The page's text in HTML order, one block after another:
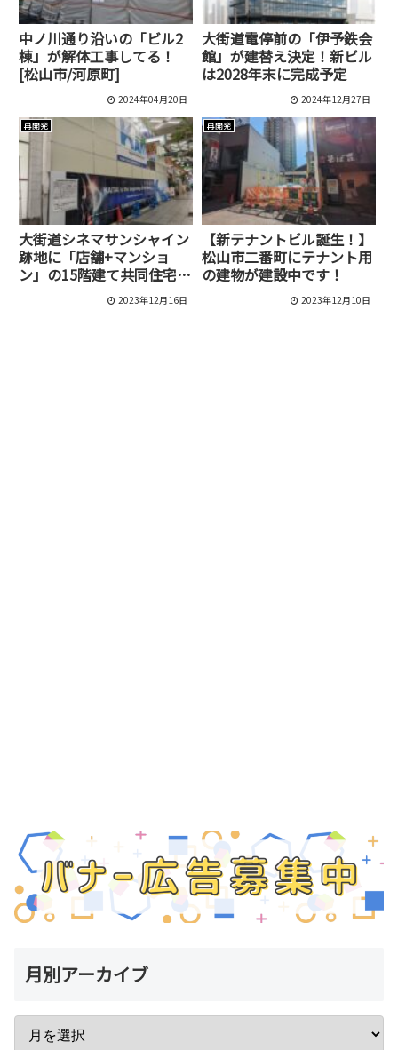
中ノ川通り沿いの「ビル2
棟」が解体工事してる！
[松山市/河原町]
2024年04月20日
大街道電停前の「伊予鉄会
館」が建替え決定！新ビル
は2028年末に完成予定
2024年12月27日
再開発
大街道シネマサンシャイン
跡地に「店舗+マンショ
ン」の15階建て共同住宅が
できるみたい！ 2023年12月16日
再開発
【新テナントビル誕生！】
松山市二番町にテナント用
の建物が建設中です！
2023年12月10日
月別アーカイブ